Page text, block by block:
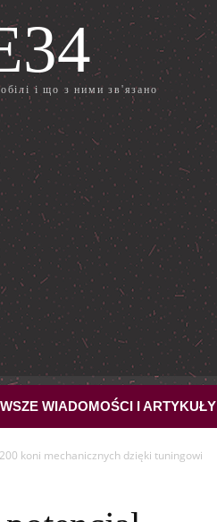
і що з ними зв'язано
WIADOMOŚCI I ARTYKUŁY
koni mechanicznych dzięki tuningowi